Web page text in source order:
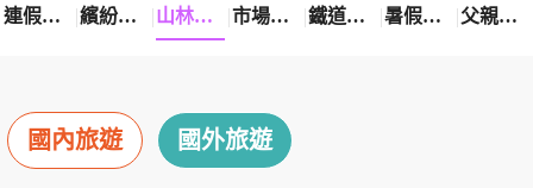
連假卡位趣 繽紛花漾季 山林輕旅行 市場最低價 鐵道觀光之旅 暑假熱賣中 父親節優惠
國內旅遊 國外旅遊